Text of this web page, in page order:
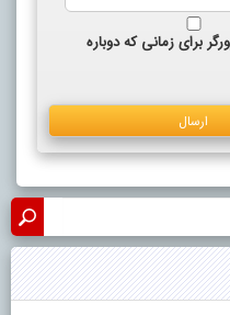
برای زمانی که دوباره